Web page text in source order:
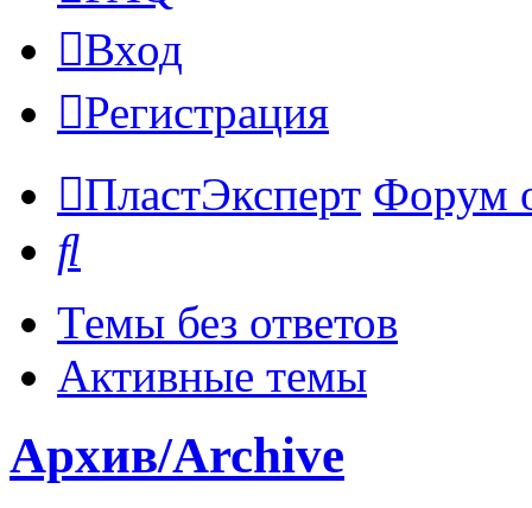
Вход
Регистрация
ПластЭксперт Форум
Темы без ответов
Активные темы
Архив/Archive